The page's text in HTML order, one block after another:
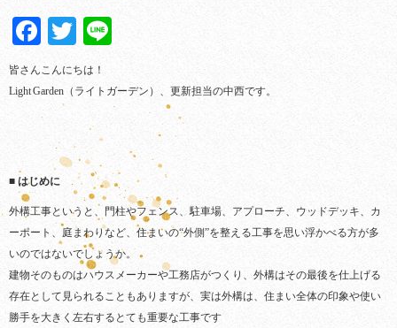
Facebook
Twitter
皆さんこんにちは！
Light Garden（ライトガーデン）、更新担当の中西です。
■ はじめに
外構工事というと、門柱やフェンス、駐車場、アプローチ、ウッドデッキ、カ
ーポート、庭まわりなど、住まいの“外側”を整える工事を思い浮かべる方が多
いのではないでしょうか。
建物そのものはハウスメーカーや工務店がつくり、外構はその最後を仕上げる
存在として見られることもありますが、実は外構は、住まい全体の印象や使い
勝手を大きく左右するとても重要な工事です